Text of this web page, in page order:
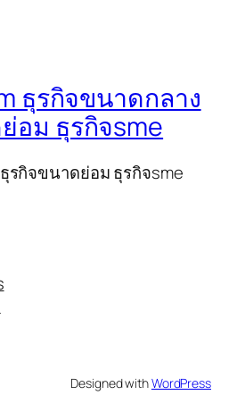
ธุรกิจขนาดกลาง
อม ธุรกิจsme
รกิจขนาดย่อม ธุรกิจsme
Designed withWordPress